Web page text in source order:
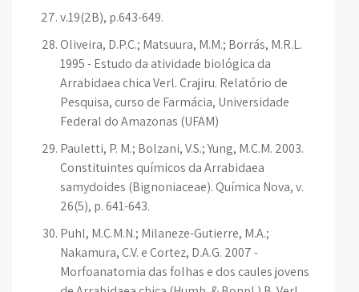
v.19(2B), p.643-649.
Oliveira, D.P.C.; Matsuura, M.M.; Borrás, M.R.L.
1995 - Estudo da atividade biológica da
Arrabidaea chica Verl. Crajiru. Relatório de
Pesquisa, curso de Farmácia, Universidade
Federal do Amazonas (UFAM)
Pauletti, P. M.; Bolzani, V.S.; Yung, M.C.M. 2003.
Constituintes químicos da Arrabidaea
samydoides (Bignoniaceae). Química Nova, v.
26(5), p. 641-643.
Puhl, M.C.M.N.; Milaneze-Gutierre, M.A.;
Nakamura, C.V. e Cortez, D.A.G. 2007 -
Morfoanatomia das folhas e dos caules jovens